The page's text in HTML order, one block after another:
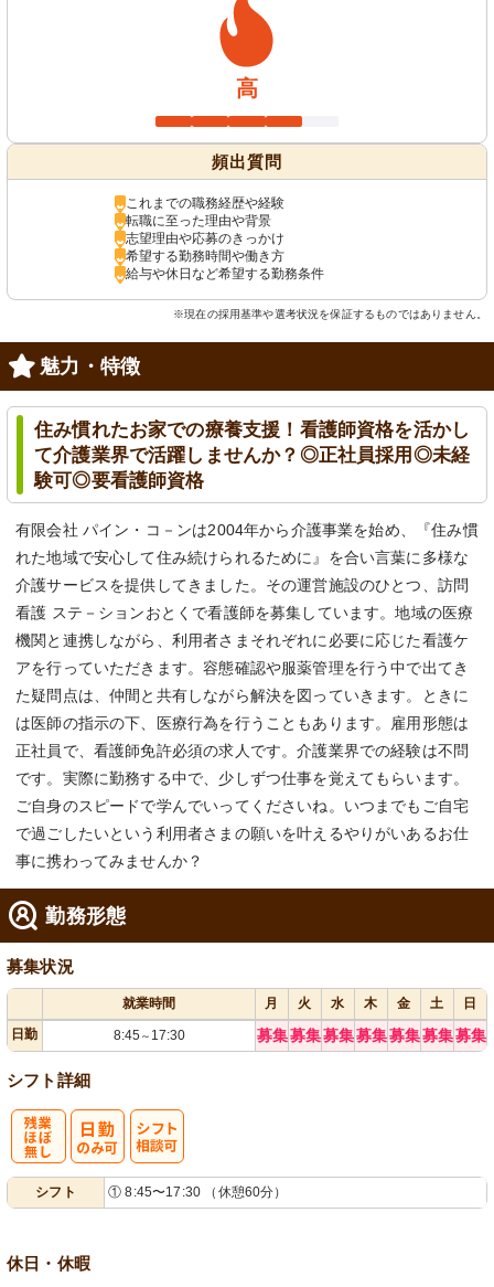
高
頻出質問
これまでの職務経歴や経験
転職に至った理由や背景
志望理由や応募のきっかけ
希望する勤務時間や働き方
給与や休日など希望する勤務条件
※現在の採用基準や選考状況を保証するものではありません。
魅力・特徴
住み慣れたお家での療養支援！看護師資格を活かし
て介護業界で活躍しませんか？◎正社員採用◎未経
験可◎要看護師資格
有限会社 パイン・コ－ンは2004年から介護事業を始め、『住み慣
れた地域で安心して住み続けられるために』を合い言葉に多様な
介護サービスを提供してきました。その運営施設のひとつ、訪問
看護 ステ－ションおとくで看護師を募集しています。地域の医療
機関と連携しながら、利用者さまそれぞれに必要に応じた看護ケ
アを行っていただきます。容態確認や服薬管理を行う中で出てき
た疑問点は、仲間と共有しながら解決を図っていきます。ときに
は医師の指示の下、医療行為を行うこともあります。雇用形態は
正社員で、看護師免許必須の求人です。介護業界での経験は不問
です。実際に勤務する中で、少しずつ仕事を覚えてもらいます。
ご自身のスピードで学んでいってくださいね。いつまでもご自宅
で過ごしたいという利用者さまの願いを叶えるやりがいあるお仕
事に携わってみませんか？
勤務形態
募集状況
就業時間 月 火 水 木 金 土
日
日勤
8:45 ～ 17:30 募集募集募集募集募集募集募集
シフト詳細
シフト ① 8:45〜17:30 （休憩60分）
休日・休暇